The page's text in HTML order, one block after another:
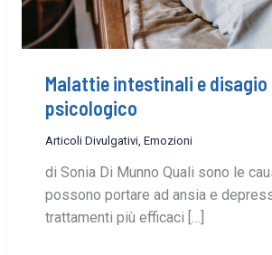
Malattie intestinali e disagio
psicologico
Articoli Divulgativi, Emozioni
di Sonia Di Munno Quali sono le
possono portare ad ansia e
trattamenti più efficaci […]